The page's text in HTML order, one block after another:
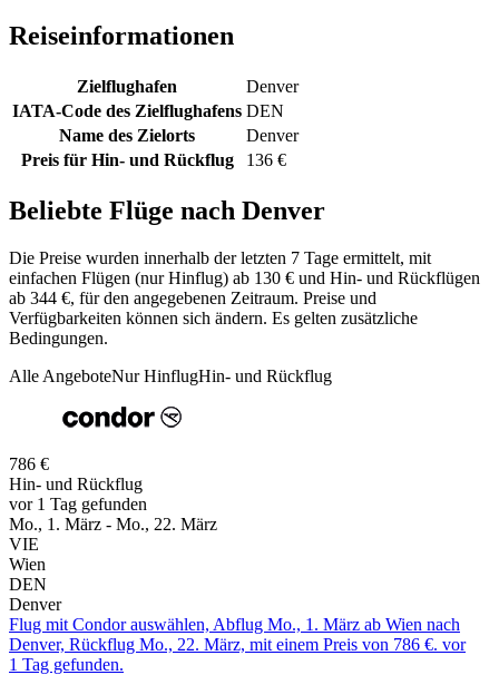
Reiseinformationen
Zielflughafen
Denver
IATA-Code des Zielflughafens DEN
Name des Zielorts
Denver
Preis für Hin- und Rückflug
136 €
Beliebte Flüge nach Denver
Die Preise wurden innerhalb der letzten 7 Tage ermittelt, mit
einfachen Flügen (nur Hinflug) ab 130 € und Hin- und Rückflügen
ab 344 €, für den angegebenen Zeitraum. Preise und
Verfügbarkeiten können sich ändern. Es gelten zusätzliche
Bedingungen.
Alle AngeboteNur HinflugHin- und Rückflug
786 €
Hin- und Rückflug
vor 1 Tag gefunden
Mo., 1. März - Mo., 22. März
VIE
Wien
DEN
Denver
Flug mit Condor auswählen, Abflug Mo., 1. März ab Wien nach
Denver, Rückflug Mo., 22. März, mit einem Preis von 786 €. vor
1 Tag gefunden.